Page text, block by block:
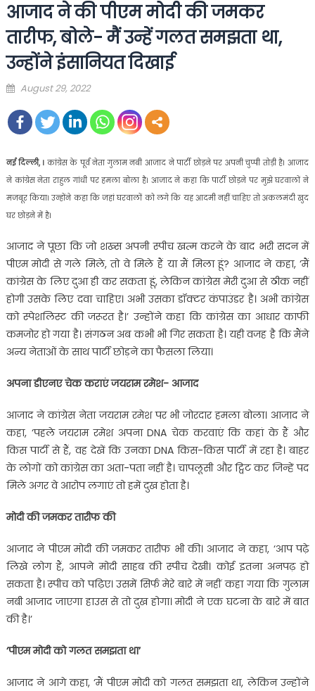
आजाद ने की पीएम मोदी की जमकर
तारीफ, बोले- मैं उन्हें गलत समझता था,
उन्होंने इंसानियत दिखाई
Posted
August 29, 2022
नई दिल्ली, । कांग्रेस के पूर्व नेता गुलाम नबी आजाद ने पार्टी छोड़ने पर अपनी चुप्पी तोड़ी है। आजाद
ने कांग्रेस नेता राहुल गांधी पर हमला बोला है। आजाद ने कहा कि पार्टी छोड़ने पर मुझे घरवालों ने
मजबूर किया। उन्होंने कहा कि जहां घरवालों को लगे कि यह आदमी नहीं चाहिए तो अकलमंदी खुद
घर छोड़ने में है।
आजाद ने पूछा कि जो शख्स अपनी स्पीच खत्म करने के बाद भरी सदन में
पीएम मोदी से गले मिले, तो वे मिले हैं या मैं मिला हूं? आजाद ने कहा, ‘मैं
कांग्रेस के लिए दुआ ही कर सकता हूं, लेकिन कांग्रेस मेरी दुआ से ठीक नहीं
होगी उसके लिए दवा चाहिए। अभी उसका डॉक्टर कंपाउंडर है। अभी कांग्रेस
को स्पेशलिस्ट की जरूरत है।’ उन्होंने कहा कि कांग्रेस का आधार काफी
कमजोर हो गया है। संगठन अब कभी भी गिर सकता है। यही वजह है कि मैंने
अन्य नेताओं के साथ पार्टी छोड़ने का फैसला लिया।
अपना डीएनए चेक कराएं जयराम रमेश- आजाद
आजाद ने कांग्रेस नेता जयराम रमेश पर भी जोरदार हमला बोला। आजाद ने
कहा, ‘पहले जयराम रमेश अपना DNA चेक करवाएं कि कहां के हैं और
किस पार्टी से हैं, वह देखें कि उनका DNA किस-किस पार्टी में रहा है। बाहर
के लोगों को कांग्रेस का अता-पता नहीं है। चापलूसी और ट्विट कर जिन्हें पद
मिले अगर वे आरोप लगाएं तो हमें दुख होता है।
मोदी की जमकर तारीफ की
आजाद ने पीएम मोदी की जमकर तारीफ भी की। आजाद ने कहा, ‘आप पढ़े
लिखे लोग हैं, आपने मोदी साहब की स्पीच देखी। कोई इतना अनपढ़ हो
सकता है। स्पीच को पढ़िए। उसमें सिर्फ मेरे बारे में नहीं कहा गया कि गुलाम
नबी आजाद जाएगा हाउस से तो दुख होगा। मोदी ने एक घटना के बारे में बात
की है।’
‘पीएम मोदी को गलत समझता था’
आजाद ने आगे कहा, ‘मैं पीएम मोदी को गलत समझता था, लेकिन उन्होंने